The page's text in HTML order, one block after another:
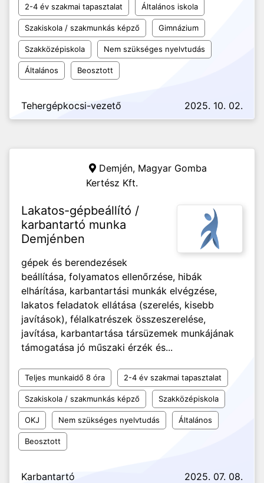
2-4 év szakmai tapasztalat Általános iskola
Szakiskola / szakmunkás képző Gimnázium
Szakközépiskola Nem szükséges nyelvtudás
Általános Beosztott
Tehergépkocsi-vezető 2025. 10. 02.
Demjén, Magyar Gomba
Kertész Kft.
Lakatos-gépbeállító /
karbantartó munka
Demjénben
gépek és berendezések
beállítása, folyamatos ellenőrzése, hibák
elhárítása, karbantartási munkák elvégzése,
lakatos feladatok ellátása (szerelés, kisebb
javítások), félalkatrészek összeszerelése,
javítása, karbantartása társüzemek munkájának
támogatása jó műszaki érzék és...
Teljes munkaidő 8 óra 2-4 év szakmai tapasztalat
Szakiskola / szakmunkás képző Szakközépiskola
OKJ Nem szükséges nyelvtudás Általános
Beosztott
Karbantartó 2025. 07. 08.